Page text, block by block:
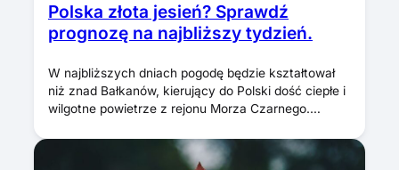
Polska złota jesień? Sprawdź
prognozę na najbliższy tydzień.
W najbliższych dniach pogodę będzie kształtował
niż znad Bałkanów, kierujący do Polski dość ciepłe i
wilgotne powietrze z rejonu Morza Czarnego.…